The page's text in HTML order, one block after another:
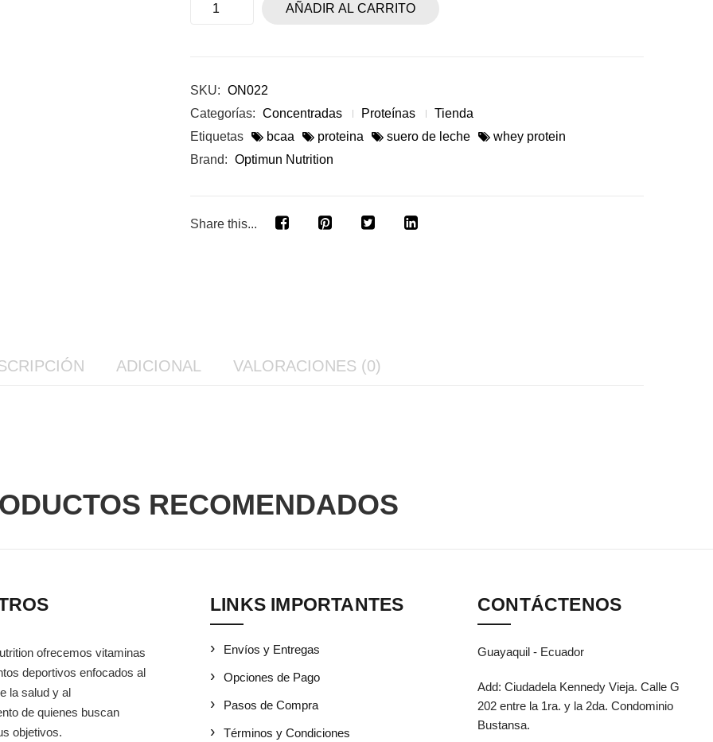
AÑADIR AL CARRITO
SKU: ON022
Categorías: Concentradas Proteínas
Tienda
Etiquetas
bcaa proteina suero de leche
whey protein
Brand: Optimun Nutrition
Share this...
ADICIONAL VALORACIONES (0)
RECOMENDADOS
ofrecemos vitaminas
deportivos enfocados al
la salud y al
de quienes buscan
objetivos.
LINKS IMPORTANTES
Envíos y Entregas
Opciones de Pago
Pasos de Compra
Términos y Condiciones
CONTÁCTENOS
Guayaquil - Ecuador
Add: Ciudadela Kennedy Vieja. Calle G
202 entre la 1ra. y la 2da. Condominio
Bustansa.